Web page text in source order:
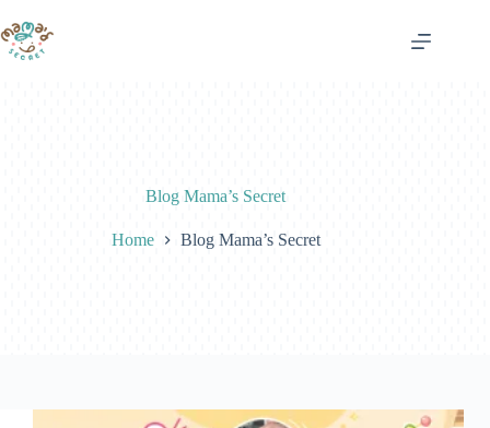
to
content
Blog Mama’s Secret
Home Blog Mama’s Secret